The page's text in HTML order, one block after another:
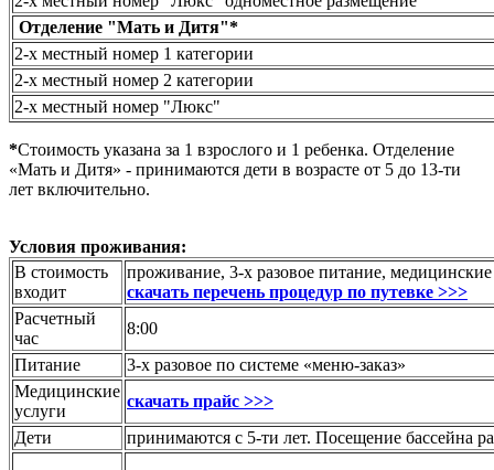
Отделение "Мать и Дитя"*
2-х местный номер 1 категории
2-х местный номер 2 категории
2-х местный номер "Люкс"
*Стоимость указана за 1 взрослого и 1 ребенка. Отделение
«Мать и Дитя» - принимаются дети в возрасте от 5 до 13-ти
лет включительно.
Условия проживания:
В стоимость
входит
проживание, 3-х разовое питание,
скачать перечень процедур по путевке >>>
Расчетный
час
8:00
Питание
3-х разовое по системе «меню-заказ»
Медицинские
услуги
скачать прайс >>>
Дети
принимаются с 5-ти лет. Посещение бассейна